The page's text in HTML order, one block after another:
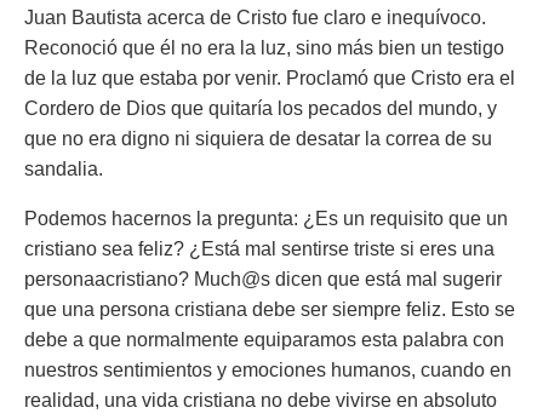
Juan Bautista acerca de Cristo fue claro e inequívoco.
Reconoció que él no era la luz, sino más bien un testigo
de la luz que estaba por venir. Proclamó que Cristo era el
Cordero de Dios que quitaría los pecados del mundo, y
que no era digno ni siquiera de desatar la correa de su
sandalia.
Podemos hacernos la pregunta: ¿Es un requisito que un
cristiano sea feliz? ¿Está mal sentirse triste si eres una
personaacristiano? Much@s dicen que está mal sugerir
que una persona cristiana debe ser siempre feliz. Esto se
debe a que normalmente equiparamos esta palabra con
nuestros sentimientos y emociones humanos, cuando en
realidad, una vida cristiana no debe vivirse en absoluto